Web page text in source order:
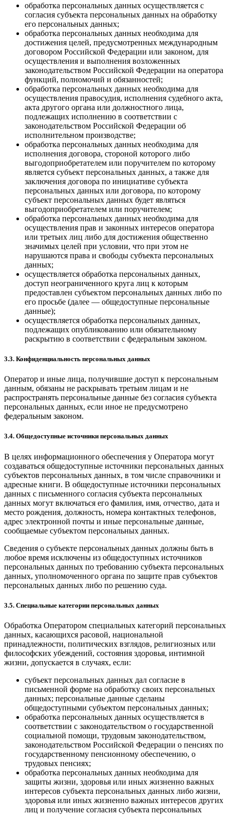
обработка персональных данных осуществляется с
согласия субъекта персональных данных на обработку
его персональных данных;
обработка персональных данных необходима для
достижения целей, предусмотренных международным
договором Российской Федерации или законом, для
осуществления и выполнения возложенных
законодательством Российской Федерации на оператора
функций, полномочий и обязанностей;
обработка персональных данных необходима для
осуществления правосудия, исполнения судебного акта,
акта другого органа или должностного лица,
подлежащих исполнению в соответствии с
законодательством Российской Федерации об
исполнительном производстве;
обработка персональных данных необходима для
исполнения договора, стороной которого либо
выгодоприобретателем или поручителем по которому
является субъект персональных данных, а также для
заключения договора по инициативе субъекта
персональных данных или договора, по которому
субъект персональных данных будет являться
выгодоприобретателем или поручителем;
обработка персональных данных необходима для
осуществления прав и законных интересов оператора
или третьих лиц либо для достижения общественно
значимых целей при условии, что при этом не
нарушаются права и свободы субъекта персональных
данных;
осуществляется обработка персональных данных,
доступ неограниченного круга лиц к которым
предоставлен субъектом персональных данных либо по
его просьбе (далее — общедоступные персональные
данные);
осуществляется обработка персональных данных,
подлежащих опубликованию или обязательному
раскрытию в соответствии с федеральным законом.
3.3. Конфиденциальность персональных данных
Оператор и иные лица, получившие доступ к персональным
данным, обязаны не раскрывать третьим лицам и не
распространять персональные данные без согласия субъекта
персональных данных, если иное не предусмотрено
федеральным законом.
3.4. Общедоступные источники персональных данных
В целях информационного обеспечения у Оператора могут
создаваться общедоступные источники персональных данных
субъектов персональных данных, в том числе справочники и
адресные книги. В общедоступные источники персональных
данных с письменного согласия субъекта персональных
данных могут включаться его фамилия, имя, отчество, дата и
место рождения, должность, номера контактных телефонов,
адрес электронной почты и иные персональные данные,
сообщаемые субъектом персональных данных.
Сведения о субъекте персональных данных должны быть в
любое время исключены из общедоступных источников
персональных данных по требованию субъекта персональных
данных, уполномоченного органа по защите прав субъектов
персональных данных либо по решению суда.
3.5. Специальные категории персональных данных
Обработка Оператором специальных категорий персональных
данных, касающихся расовой, национальной
принадлежности, политических взглядов, религиозных или
философских убеждений, состояния здоровья, интимной
жизни, допускается в случаях, если:
субъект персональных данных дал согласие в
письменной форме на обработку своих персональных
данных; персональные данные сделаны
общедоступными субъектом персональных данных;
обработка персональных данных осуществляется в
соответствии с законодательством о государственной
социальной помощи, трудовым законодательством,
законодательством Российской Федерации о пенсиях по
государственному пенсионному обеспечению, о
трудовых пенсиях;
обработка персональных данных необходима для
защиты жизни, здоровья или иных жизненно важных
интересов субъекта персональных данных либо жизни,
здоровья или иных жизненно важных интересов других
лиц и получение согласия субъекта персональных